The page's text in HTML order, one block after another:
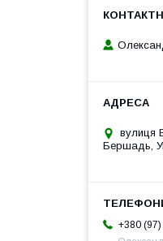
вулиця
Бершадь,
+380